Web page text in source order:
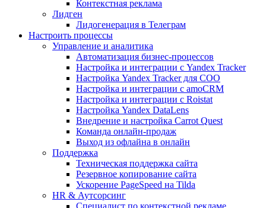
Контекстная реклама
Лидген
Лидогенерация в Телеграм
Настроить процессы
Управление и аналитика
Автоматизация бизнес-процессов
Настройка и интеграции с Yandex Tracker
Настройка Yandex Tracker для СОО
Настройка и интеграции с amoCRM
Настройка и интеграции с Roistat
Настройка Yandex DataLens
Внедрение и настройка Carrot Quest
Команда онлайн-продаж
Выход из офлайна в онлайн
Поддержка
Техническая поддержка сайта
Резервное копирование сайта
Ускорение PageSpeed на Tilda
HR & Аутсорсинг
Специалист по контекстной рекламе